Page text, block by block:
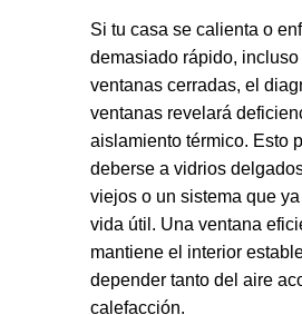
Si tu casa se calienta o
demasiado rápido,
ventanas cerradas, el
ventanas revelará
aislamiento térmico. Esto
deberse a vidrios
viejos o un sistema que
vida útil. Una ventana
mantiene el interior
depender tanto del aire
calefacción.